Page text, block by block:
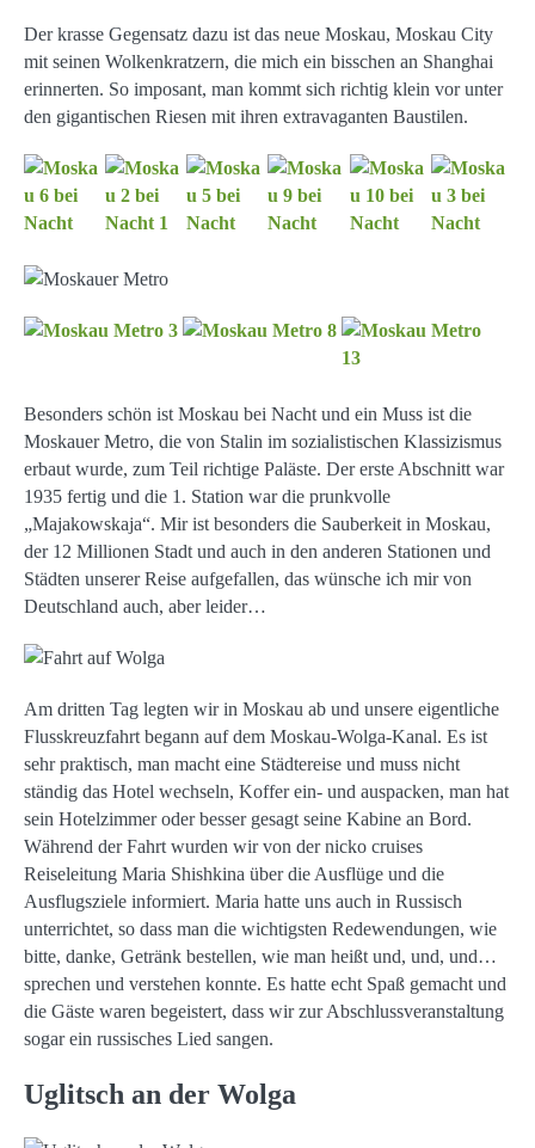
Der krasse Gegensatz dazu ist das neue Moskau, Moskau City
mit seinen Wolkenkratzern, die mich ein bisschen an Shanghai
erinnerten. So imposant, man kommt sich richtig klein vor unter
den gigantischen Riesen mit ihren extravaganten Baustilen.
Besonders schön ist Moskau bei Nacht und ein Muss ist die
Moskauer Metro, die von Stalin im sozialistischen Klassizismus
erbaut wurde, zum Teil richtige Paläste. Der erste Abschnitt war
1935 fertig und die 1. Station war die prunkvolle
„Majakowskaja“. Mir ist besonders die Sauberkeit in Moskau,
der 12 Millionen Stadt und auch in den anderen Stationen und
Städten unserer Reise aufgefallen, das wünsche ich mir von
Deutschland auch, aber leider…
Am dritten Tag legten wir in Moskau ab und unsere eigentliche
Flusskreuzfahrt begann auf dem Moskau-Wolga-Kanal. Es ist
sehr praktisch, man macht eine Städtereise und muss nicht
ständig das Hotel wechseln, Koffer ein- und auspacken, man hat
sein Hotelzimmer oder besser gesagt seine Kabine an Bord.
Während der Fahrt wurden wir von der nicko cruises
Reiseleitung Maria Shishkina über die Ausflüge und die
Ausflugsziele informiert. Maria hatte uns auch in Russisch
unterrichtet, so dass man die wichtigsten Redewendungen, wie
bitte, danke, Getränk bestellen, wie man heißt und, und, und…
sprechen und verstehen konnte. Es hatte echt Spaß gemacht und
die Gäste waren begeistert, dass wir zur Abschlussveranstaltung
sogar ein russisches Lied sangen.
Uglitsch an der Wolga